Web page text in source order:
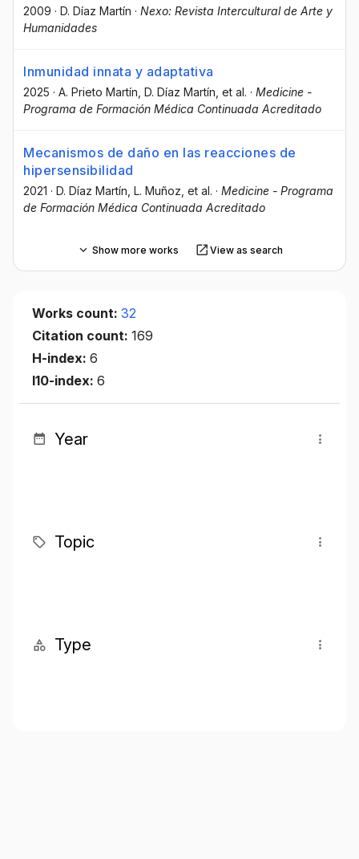
2009 · D. Díaz Martín · Nexo: Revista Intercultural de Arte y
Humanidades
Inmunidad innata y adaptativa
2025 · A. Prieto Martín, D. Díaz Martín, et al. · Medicine -
Programa de Formación Médica Continuada Acreditado
Mecanismos de daño en las reacciones de
hipersensibilidad
2021 · D. Díaz Martín, L. Muñoz, et al. · Medicine - Programa
de Formación Médica Continuada Acreditado
Show more works View as search
Works count: 32
Citation count: 169
H-index: 6
I10-index: 6
Year
Topic
Type